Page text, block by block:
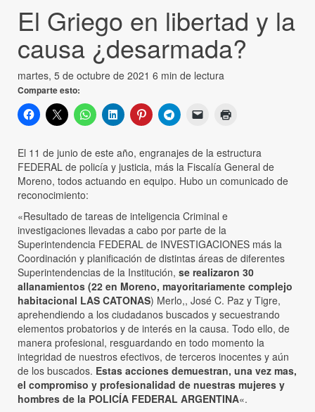
El Griego en libertad y la
causa ¿desarmada?
martes, 5 de octubre de 2021 6 min de lectura
Comparte esto:
El 11 de junio de este año, engranajes de la estructura
FEDERAL de policía y justicia, más la Fiscalía General de
Moreno, todos actuando en equipo. Hubo un comunicado de
reconocimiento:
«Resultado de tareas de inteligencia Criminal e
investigaciones llevadas a cabo por parte de la
Superintendencia FEDERAL de INVESTIGACIONES más la
Coordinación y planificación de distintas áreas de diferentes
Superintendencias de la Institución, se realizaron 30
allanamientos (22 en Moreno, mayoritariamente complejo
habitacional LAS CATONAS) Merlo,, José C. Paz y Tigre,
aprehendiendo a los ciudadanos buscados y secuestrando
elementos probatorios y de interés en la causa. Todo ello, de
manera profesional, resguardando en todo momento la
integridad de nuestros efectivos, de terceros inocentes y aún
de los buscados. Estas acciones demuestran, una vez mas,
el compromiso y profesionalidad de nuestras mujeres y
hombres de la POLICÍA FEDERAL ARGENTINA«.